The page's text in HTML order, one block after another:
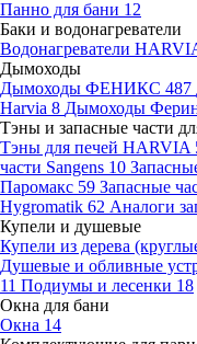
Панно для бани 12
Баки и водонагреватели
Водонагреватели
Дымоходы
Дымоходы ФЕНИКС 487
Harvia 8 Дымоходы
Тэны и запасные части
Тэны для печей HARVIA
части Sangens 10
Паромакс 59 Запасные
Hygromatik 62 Аналоги
Купели и душевые
Купели из дерева
Душевые и обливные
11 Подиумы и лесенки 18
Окна для бани
Окна 14